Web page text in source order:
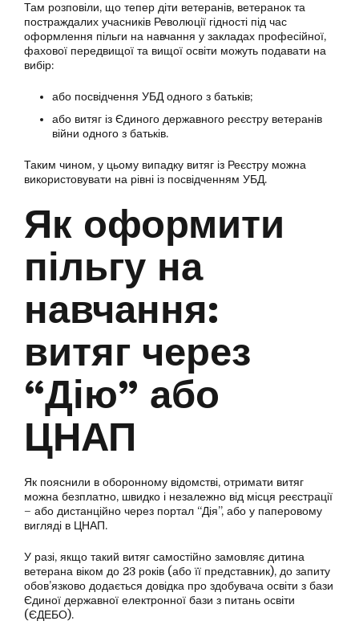
Там розповіли, що тепер діти ветеранів, ветеранок та
постраждалих учасників Революції гідності під час
оформлення пільги на навчання у закладах професійної,
фахової передвищої та вищої освіти можуть подавати на
вибір:
або посвідчення УБД одного з батьків;
або витяг із Єдиного державного реєстру ветеранів
війни одного з батьків.
Таким чином, у цьому випадку витяг із Реєстру можна
використовувати на рівні із посвідченням УБД.
Як оформити
пільгу на
навчання:
витяг через
“Дію” або
ЦНАП
Як пояснили в оборонному відомстві, отримати витяг
можна безплатно, швидко і незалежно від місця реєстрації
– або дистанційно через портал “Дія”, або у паперовому
вигляді в ЦНАП.
У разі, якщо такий витяг самостійно замовляє дитина
ветерана віком до 23 років (або її представник), до запиту
обов’язково додається довідка про здобувача освіти з бази
Єдиної державної електронної бази з питань освіти
(ЄДЕБО).